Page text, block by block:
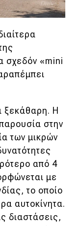
σχεδόν «mini
ξεκάθαρη. Η
στην
των μικρών
από 4
με
το οποίο
αυτοκίνητα.
διαστάσεις,